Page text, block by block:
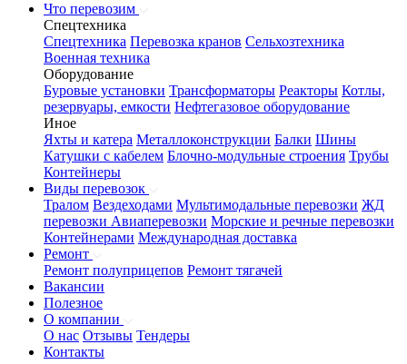
Что перевозим
Спецтехника
Спецтехника Перевозка кранов Сельхозтехника
Военная техника
Оборудование
Буровые установки Трансформаторы Реакторы Котлы,
резервуары, емкости Нефтегазовое оборудование
Иное
Яхты и катера Металлоконструкции Балки Шины
Катушки с кабелем Блочно-модульные строения Трубы
Контейнеры
Виды перевозок
Тралом Вездеходами Мультимодальные перевозки ЖД
перевозки Авиаперевозки Морские и речные перевозки
Контейнерами Международная доставка
Ремонт
Ремонт полуприцепов Ремонт тягачей
Вакансии
Полезное
О компании
О нас Отзывы Тендеры
Контакты